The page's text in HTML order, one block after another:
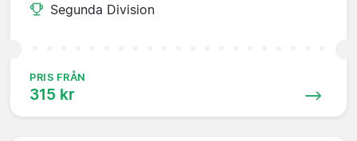
Segunda Division
PRIS FRÅN
315 kr